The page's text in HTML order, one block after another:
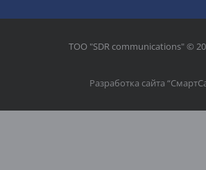
ТОО "SDR communications" ©
Разработка сайта “